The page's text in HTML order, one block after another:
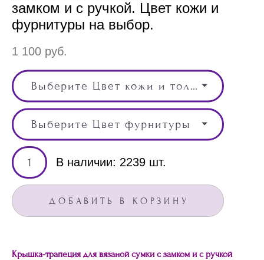
замком и с ручкой. Цвет кожи и
фурнитуры на выбор.
1 100 pуб.
Выберите Цвет кожи и толщина кожи, Цвет
Выберите Цвет фурнитуры
В наличии: 2239 шт.
ДОБАВИТЬ В КОРЗИНУ
Крышка-трапеция для вязаной сумки с замком и с ручкой